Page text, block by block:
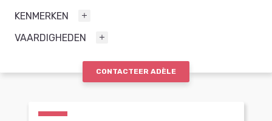
KENMERKEN
VAARDIGHEDEN
CONTACTEER ADÈLE